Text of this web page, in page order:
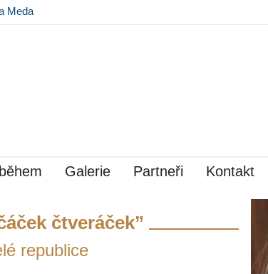
Meda
Galerie Partneři Kontakt
čtveráček”
republice